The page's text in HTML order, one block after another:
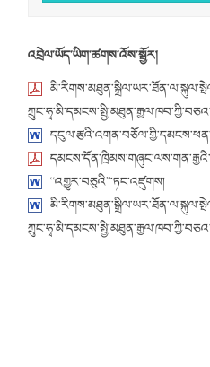
འབྲེལ་ཡོད་ཡིག་ཚགས་འོས་སྦྱོར།
“འགྱུར་བཅུའི”་ཏང་འཛུགས།